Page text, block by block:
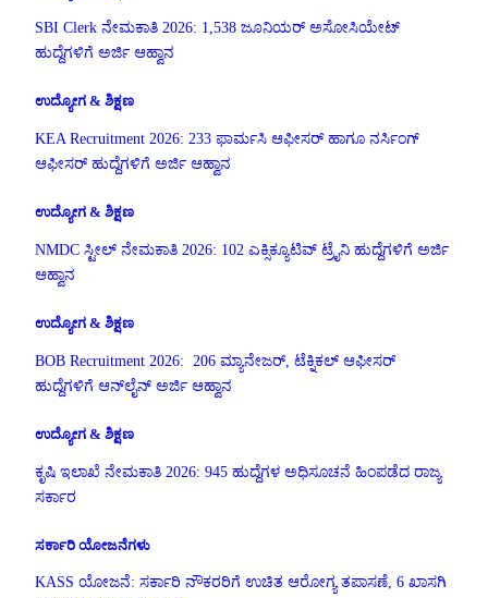
SBI Clerk ನೇಮಕಾತಿ 2026: 1,538 ಜೂನಿಯರ್ ಅಸೋಸಿಯೇಟ್
ಹುದ್ದೆಗಳಿಗೆ ಅರ್ಜಿ ಆಹ್ವಾನ
ಉದ್ಯೋಗ & ಶಿಕ್ಷಣ
KEA Recruitment 2026: 233 ಫಾರ್ಮಸಿ ಆಫೀಸರ್ ಹಾಗೂ ನರ್ಸಿಂಗ್
ಆಫೀಸರ್ ಹುದ್ದೆಗಳಿಗೆ ಅರ್ಜಿ ಆಹ್ವಾನ
ಉದ್ಯೋಗ & ಶಿಕ್ಷಣ
NMDC ಸ್ಟೀಲ್ ನೇಮಕಾತಿ 2026: 102 ಎಕ್ಸಿಕ್ಯೂಟಿವ್ ಟ್ರೈನಿ ಹುದ್ದೆಗಳಿಗೆ ಅರ್ಜಿ
ಆಹ್ವಾನ
ಉದ್ಯೋಗ & ಶಿಕ್ಷಣ
BOB Recruitment 2026: 206 ಮ್ಯಾನೇಜರ್, ಟೆಕ್ನಿಕಲ್ ಆಫೀಸರ್
ಹುದ್ದೆಗಳಿಗೆ ಆನ್‌ಲೈನ್ ಅರ್ಜಿ ಆಹ್ವಾನ
ಉದ್ಯೋಗ & ಶಿಕ್ಷಣ
ಕೃಷಿ ಇಲಾಖೆ ನೇಮಕಾತಿ 2026: 945 ಹುದ್ದೆಗಳ ಅಧಿಸೂಚನೆ ಹಿಂಪಡೆದ ರಾಜ್ಯ
ಸರ್ಕಾರ
ಸರ್ಕಾರಿ ಯೋಜನೆಗಳು
KASS ಯೋಜನೆ: ಸರ್ಕಾರಿ ನೌಕರರಿಗೆ ಉಚಿತ ಆರೋಗ್ಯ ತಪಾಸಣೆ, 6 ಖಾಸಗಿ